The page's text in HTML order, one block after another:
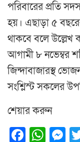
পরিবারের প্রতি
হয়। এছাড়া ৫ বছরের
থাকবে বলে উল্লেখ
আগামী ৮ নভেম্বর
জিন্দাবাজারস্থ
সংশ্লিস্ট সকলের
শেয়ার করুন